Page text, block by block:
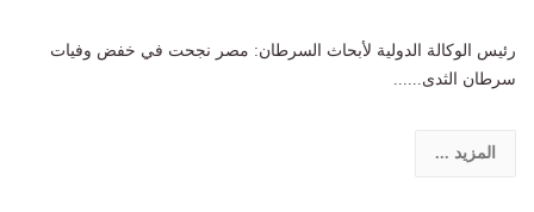
رئيس الوكالة الدولية لأبحاث السرطان: مصر نجحت في خفض وفيات
سرطان الثدى......
المزيد ...